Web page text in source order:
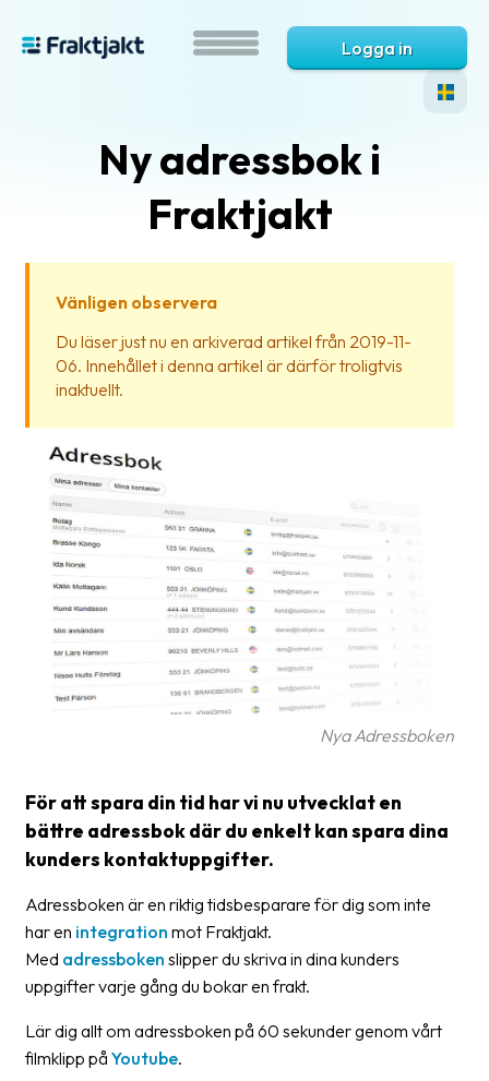
är
Fraktjakt?
Hjälp?
Vanliga
&
svar
Ordlista
Frakthandlingar
Leveransvillkor
Upphämtningar
Manualer
Nedladdningar
Streckkodsläsare
Kundtjänst
Logga in
Ny adressbok i
Fraktjakt
Vänligen observera
Du läser just nu en arkiverad artikel från 2019-11-
06. Innehållet i denna artikel är därför troligtvis
inaktuellt.
Nya Adressboken
För att spara din tid har vi nu utvecklat en
bättre adressbok där du enkelt kan spara dina
kunders kontaktuppgifter.
Adressboken är en riktig tidsbesparare för dig som inte
har en integration mot Fraktjakt.
Med adressboken slipper du skriva in dina kunders
uppgifter varje gång du bokar en frakt.
Lär dig allt om adressboken på 60 sekunder genom vårt
filmklipp på Youtube.